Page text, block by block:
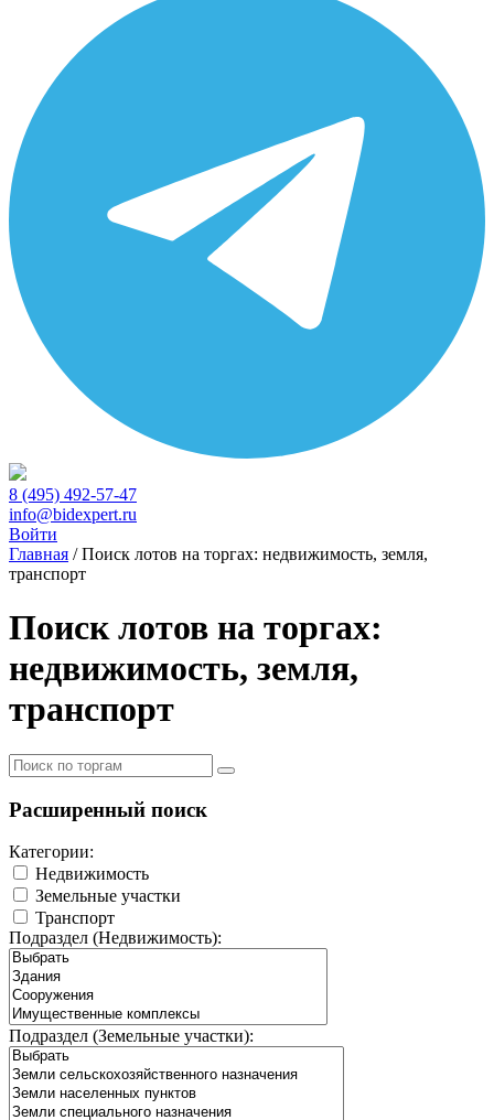
8 (495) 492-57-47
info@bidexpert.ru
Войти
Главная /Поиск лотов на торгах: недвижимость, земля,
транспорт
Поиск лотов на торгах:
недвижимость, земля,
транспорт
Расширенный поиск
Категории:
Недвижимость
Земельные участки
Транспорт
Подраздел (Недвижимость):
Подраздел (Земельные участки):